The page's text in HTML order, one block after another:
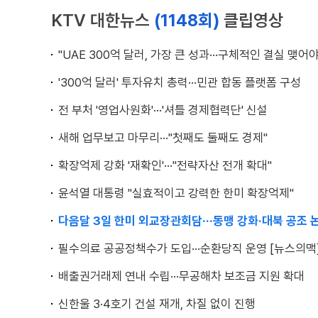
KTV 대한뉴스 (1148회) 클립영상
"UAE 300억 달러, 가장 큰 성과···구체적인 결실 맺어
'300억 달러' 투자유치 총력···민관 합동 플랫폼 구성
전 부처 '영업사원화'···'셔틀 경제협력단' 신설
새해 업무보고 마무리···"첫째도 둘째도 경제"
확장억제 강화 '재확인'···"전략자산 전개 확대"
윤석열 대통령 "실효적이고 강력한 한미 확장억제"
다음달 3일 한미 외교장관회담···동맹 강화·대북 공조
필수의료 공공정책수가 도입···순환당직 운영 [뉴스의맥]
배출권거래제 연내 수립···무공해차 보조금 지원 확대
신한울 3·4호기 건설 재개, 차질 없이 진행